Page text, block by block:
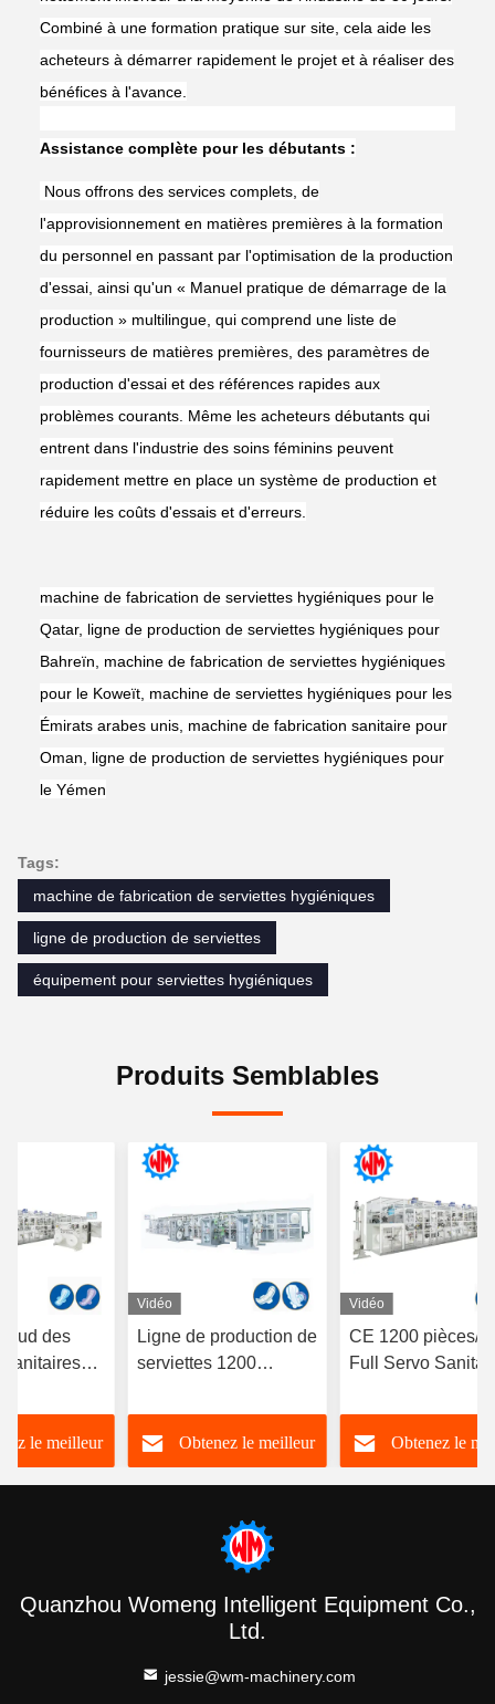
Combiné à une formation pratique sur site, cela aide les
acheteurs à démarrer rapidement le projet et à réaliser des
bénéfices à l'avance.
Assistance complète pour les débutants :
Nous offrons des services complets, de
l'approvisionnement en matières premières à la formation
du personnel en passant par l'optimisation de la production
d'essai, ainsi qu'un « Manuel pratique de démarrage de la
production » multilingue, qui comprend une liste de
fournisseurs de matières premières, des paramètres de
production d'essai et des références rapides aux
problèmes courants. Même les acheteurs débutants qui
entrent dans l'industrie des soins féminins peuvent
rapidement mettre en place un système de production et
réduire les coûts d'essais et d'erreurs.
machine de fabrication de serviettes hygiéniques pour le
Qatar, ligne de production de serviettes hygiéniques pour
Bahreïn, machine de fabrication de serviettes hygiéniques
pour le Koweït, machine de serviettes hygiéniques pour les
Émirats arabes unis, machine de fabrication sanitaire pour
Oman, ligne de production de serviettes hygiéniques pour
le Yémen
Tags:
machine de fabrication de serviettes hygiéniques
ligne de production de serviettes
équipement pour serviettes hygiéniques
Produits Semblables
des
sanitaires
le meilleur
Vidéo
Ligne de production de
serviettes 1200
fonctionnement stable,
contrôle PLC,
certification CE
Obtenez le meilleur
Vidéo
CE 1200 pièces/
Full Servo
machine à une
solutionObtenez le
Quanzhou Womeng Intelligent Equipment Co.,
Ltd.
jessie@wm-machinery.com